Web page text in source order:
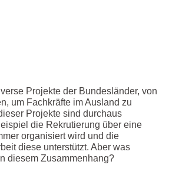
Projekte der Bundesländer, von
um Fachkräfte im Ausland zu
Projekte sind durchaus
die Rekrutierung über eine
organisiert wird und die
diese unterstützt. Aber was
diesem Zusammenhang?